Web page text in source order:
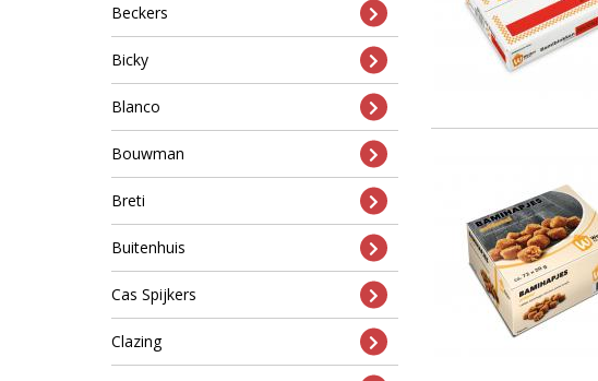
Beckers
Bicky
Blanco
Bouwman
Breti
Buitenhuis
Cas Spijkers
Clazing